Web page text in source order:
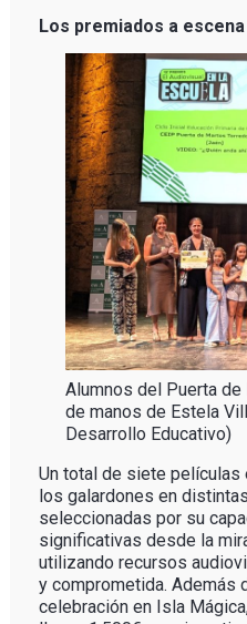
Los premiados a escena
Alumnos del Puerta
de manos de Estela
Desarrollo Educativo)
Un total de siete
los galardones en
seleccionadas por su
significativas desde la
utilizando recursos
y comprometida. Además
celebración en Isla